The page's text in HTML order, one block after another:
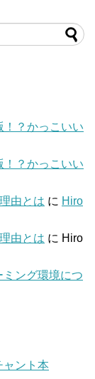
？かっこいい
？かっこいい
由とは に Hiro
由とは に Hiro
ング環境につ
ャント本